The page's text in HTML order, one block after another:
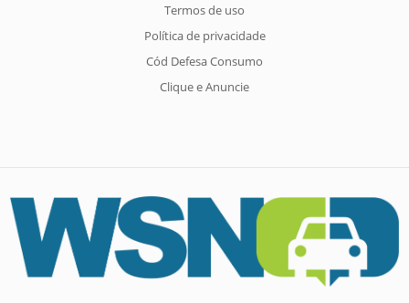
Termos de uso
Política de privacidade
Cód Defesa Consumo
Clique e Anuncie